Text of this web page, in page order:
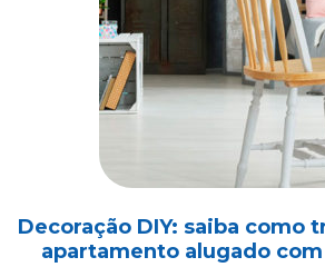
Decoração DIY: saiba como
apartamento alugado
Morar de aluguel não significa
ambiente personalizado e
criativas de decoração DIY, é